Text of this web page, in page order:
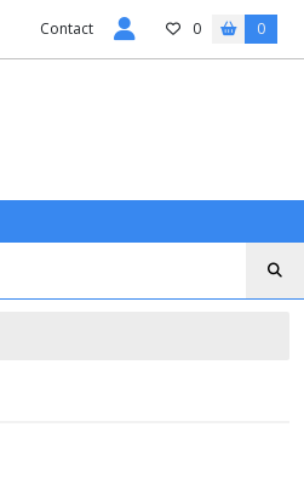
Contact 0 0